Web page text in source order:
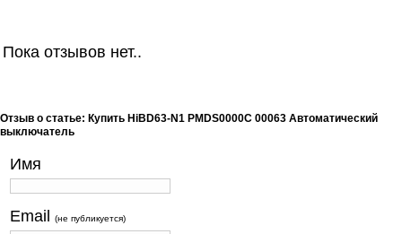
Пока отзывов нет..
Отзыв о статье: Купить HiBD63-N1 PMDS0000C 00063 Автоматический
выключатель
Имя
Email (не публикуется)